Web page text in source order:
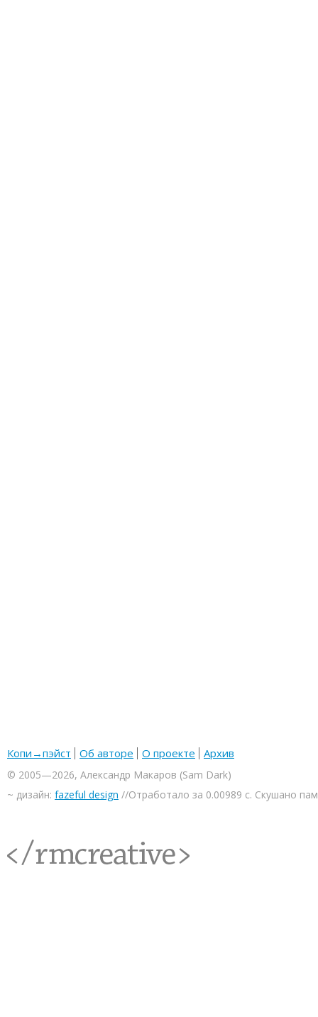
Копи→пэйст Об авторе О проекте Архив
© 2005—2026, Александр Макаров (Sam Dark)
~ дизайн: fazeful design //Отработало за 0.00989 с. Скушано
<rmcreative/>